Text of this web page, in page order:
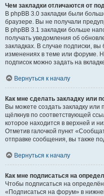
Чем закладки отличаются от
В phpBB 3.0 закладки были
браузере. Вы не получали
В phpBB 3.1 закладки больше
получать уведомления об
закладках. В случае подписки,
изменениях в теме или форуме.
подписок можно задать на
Вернуться к началу
Как мне сделать закладку или
Вы можете создать закладку
щёлкнув по соответствующей
которое находится в верхней и
Отметив галочкой пункт
отправке сообщения, вы также
Вернуться к началу
Как мне подписаться на
Чтобы подписаться на
«Подписаться на форум» в